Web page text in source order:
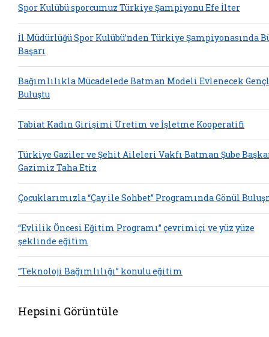
Spor Kulübü sporcumuz Türkiye Şampiyonu Efe İlter
İl Müdürlüğü Spor Kulübü’nden Türkiye Şampiyonasında
Başarı
Bağımlılıkla Mücadelede Batman Modeli Evlenecek
Buluştu
Tabiat Kadın Girişimi Üretim ve İşletme Kooperatifi
Türkiye Gaziler ve Şehit Aileleri Vakfı Batman Şube
Gazimiz Taha Etiz
Çocuklarımızla “Çay ile Sohbet” Programında Gönül
“Evlilik Öncesi Eğitim Programı” çevrimiçi ve yüz yüze
şeklinde eğitim
“Teknoloji Bağımlılığı” konulu eğitim
Hepsini Görüntüle